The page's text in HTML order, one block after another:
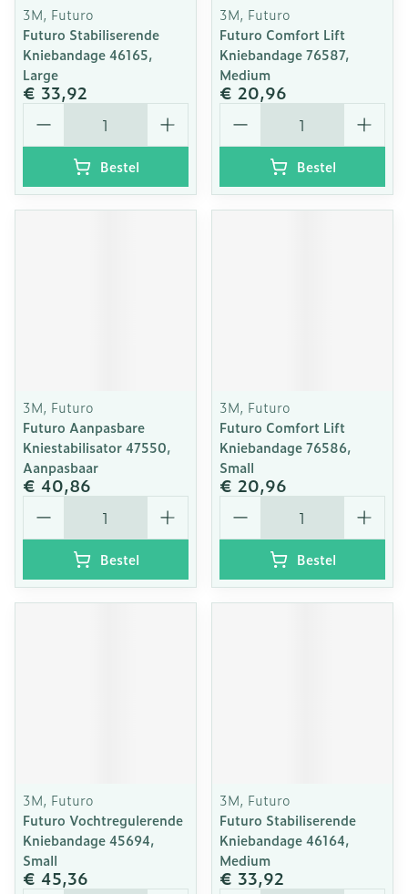
3M, Futuro
Futuro Stabiliserende
Kniebandage 46165,
Large
€ 33,92
Aantal
Bestel
3M, Futuro
Futuro Comfort Lift
Kniebandage 76587,
Medium
€ 20,96
Aantal
Bestel
3M, Futuro
Futuro Aanpasbare
Kniestabilisator 47550,
Aanpasbaar
€ 40,86
Aantal
Bestel
3M, Futuro
Futuro Comfort Lift
Kniebandage 76586,
Small
€ 20,96
Aantal
Bestel
3M, Futuro
Futuro Vochtregulerende
Kniebandage 45694,
Small
€ 45,36
3M, Futuro
Futuro Stabiliserende
Kniebandage 46164,
Medium
€ 33,92